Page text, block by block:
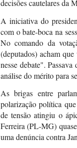
decisões cautelares da
A iniciativa do
com o bate-boca na
No comando da
(deputados) acham
nesse debate".
análise do mérito para
As brigas entre
polarização política
de tensão atingiu o
Ferreira (PL-MG)
uma denúncia contra